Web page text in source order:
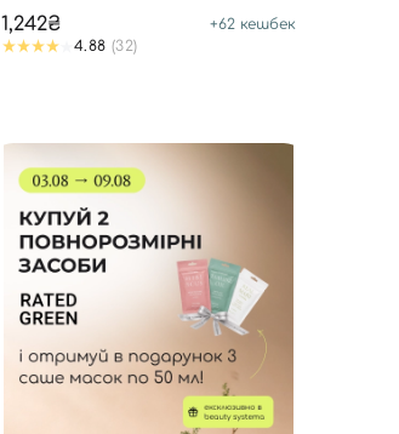
1,242₴ +62кешбек
4.88 (32)